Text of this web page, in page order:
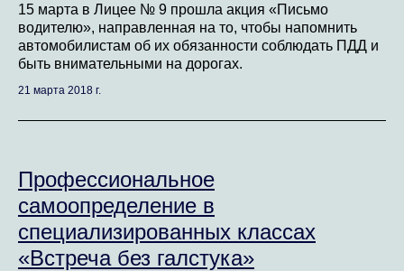
15 марта в Лицее № 9 прошла акция «Письмо
водителю», направленная на то, чтобы напомнить
автомобилистам об их обязанности соблюдать ПДД и
быть внимательными на дорогах.
21 марта 2018 г.
Профессиональное
самоопределение в
специализированных классах
«Встреча без галстука»